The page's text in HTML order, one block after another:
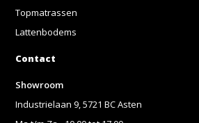
Topmatrassen
Lattenbodems
Contact
Showroom
Industrielaan 9, 5721 BC Asten